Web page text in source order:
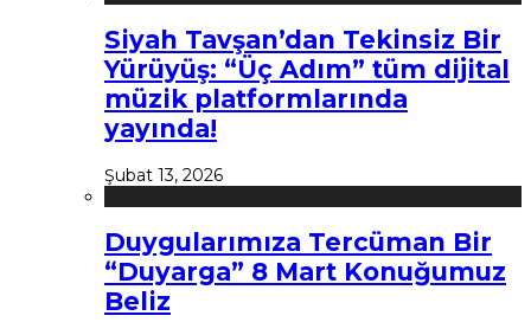
Siyah Tavşan’dan Tekinsiz Bir
Yürüyüş: “Üç Adım” tüm dijital
müzik platformlarında
yayında!
Şubat 13, 2026
Duygularımıza Tercüman Bir
“Duyarga” 8 Mart Konuğumuz
Beliz